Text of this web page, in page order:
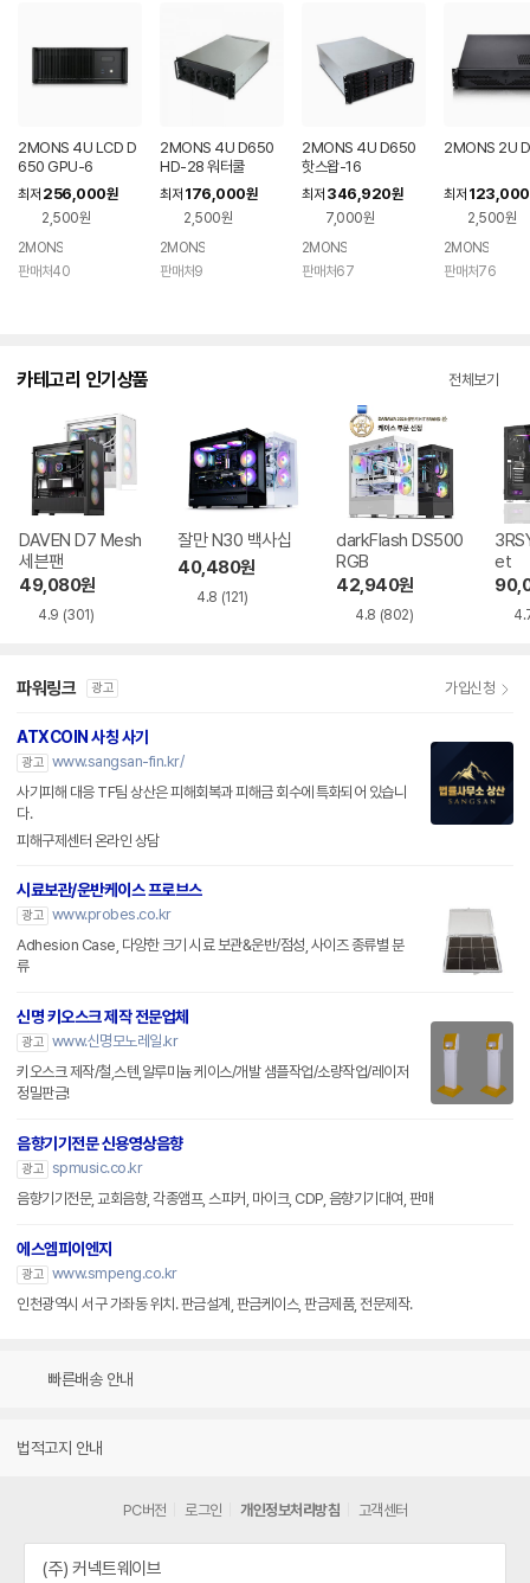
2MONS 4U LCD D
650 GPU-6
최저 256,000원
2,500원
2MONS
판매처40
2MONS 4U D650
HD-28 워터쿨
최저 176,000원
2,500원
2MONS
판매처9
2MONS 4U D650
핫스왑-16
최저 346,920원
7,000원
2MONS
판매처67
2MONS 2U
최저 123,000
2,500원
2MONS
판매처76
카테고리 인기상품 전체보기
DAVEN D7 Mesh
세븐팬
49,080원
4.9 (301)
잘만 N30 백사십
40,480원
4.8 (121)
darkFlash DS500
RGB
42,940원
4.8 (802)
et
파워링크 광고 가입신청
ATXCOIN 사칭 사기
광고 www.sangsan-fin.kr/
사기피해 대응 TF팀 상산은 피해회복과 피해금 회수에 특화되어 있습니
다.
피해구제센터 온라인 상담
시료보관/운반케이스 프로브스
광고 www.probes.co.kr
Adhesion Case, 다양한 크기 시료 보관&운반/점성, 사이즈 종류별 분
류
신명 키오스크 제작 전문업체
광고 www.신명모노레일.kr
키오스크 제작/철,스텐,알루미늄 케이스/개발 샘플작업/소량작업/레이저
정밀판금!
음향기기전문 신용영상음향
광고 spmusic.co.kr
음향기기전문, 교회음향, 각종앰프, 스피커, 마이크, CDP, 음향기기대여, 판매
에스엠피이엔지
광고 www.smpeng.co.kr
인천광역시 서구 가좌동 위치. 판금설계, 판금케이스, 판금제품, 전문제작.
빠른배송 안내
법적고지 안내
PC버전 로그인 개인정보처리방침 고객센터
(주) 커넥트웨이브